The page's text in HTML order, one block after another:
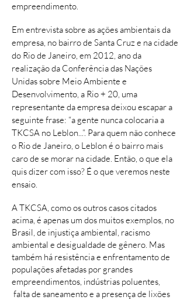
empreendimento.
Em entrevista sobre as ações ambientais da
empresa, no bairro de Santa Cruz e na cidade
do Rio de Janeiro, em 2012, ano da
realização da Conferência das Nações
Unidas sobre Meio Ambiente e
Desenvolvimento, a Rio + 20, uma
representante da empresa deixou escapar a
seguinte frase: “a gente nunca colocaria a
TKCSA no Leblon...”. Para quem não conhece
o Rio de Janeiro, o Leblon é o bairro mais
caro de se morar na cidade. Então, o que ela
quis dizer com isso? É o que veremos neste
ensaio.
A TKCSA, como os outros casos citados
acima, é apenas um dos muitos exemplos, no
Brasil, de injustiça ambiental, racismo
ambiental e desigualdade de gênero. Mas
também há resistência e enfrentamento de
populações afetadas por grandes
empreendimentos, indústrias poluentes,
falta de saneamento e a presença de lixões